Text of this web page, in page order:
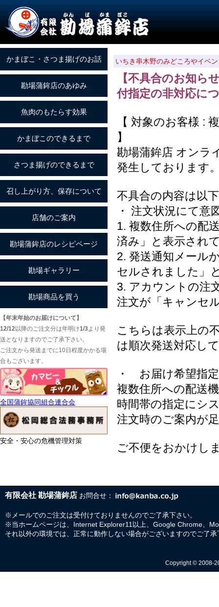
【年末年始のお届けについて】
12/12以降のご注文分は年明け1/3より発
送となりますのでご了承下さい。
ご注文から発送までに10日程度かかる場
合もございます。
全国蒲鉾協同組合連合会
安全・安心の危機管理対策
いちき串木野のみどころやイベ
【不具合のお知ら
付指定の非対応に
【 対象のお客様 :
】
勘場蒲鉾店 オンラ
発生しております
不具合の内容は以
・ 注文状況にて意
1. 複数住所への配
済み」と表示され
2. 発送通知メール
セルされました」
3. アカウントの注
注文が「キャンセ
こちらは表示上の
は順次発送対応し
・ お届け希望指
複数住所への配送
時間帯の指定にシ
注文時のご案内が
ご不便をおかけし
有限会社 勘場蒲鉾店 お問合せ：
※メールでのご注文は受付けておりませんのでご了承下さい。
※当ホームページは、Internet Explorer11以上、Google Chrome、
それ以外の環境では、正常に動作しない場合がございますのでご了承
Copyright © 2008-